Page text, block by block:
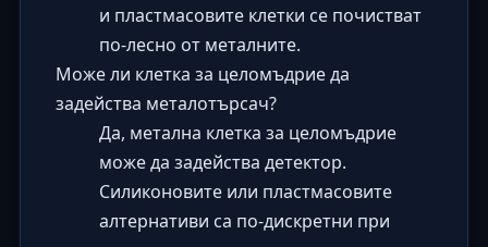
и пластмасовите клетки се почистват
по-лесно от металните.
Може ли клетка за целомъдрие да
задейства металотърсач?
Да, метална клетка за целомъдрие
може да задейства детектор.
Силиконовите или пластмасовите
алтернативи са по-дискретни при